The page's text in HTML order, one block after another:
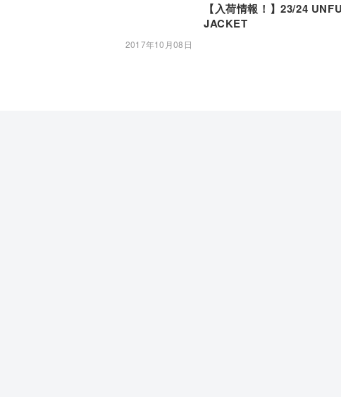
2017年10月08日
【入荷情報！】23/24
JACKET